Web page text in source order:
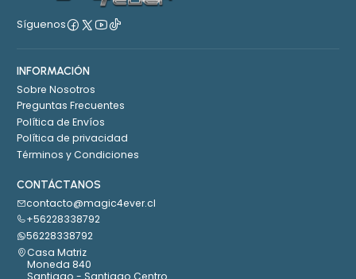
Síguenos
INFORMACIÓN
Sobre Nosotros
Preguntas Frecuentes
Política de Envíos
Política de privacidad
Términos y Condiciones
CONTÁCTANOS
contacto@magic4ever.cl
+56228338792
56228338792
Casa Matriz
Moneda 840
Santiago - Santiago Centro